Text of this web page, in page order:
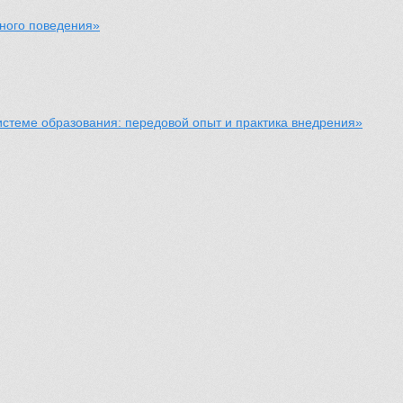
поведения»
образования: передовой опыт и практика внедрения»